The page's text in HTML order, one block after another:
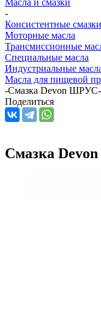
-
Консистентные смазки
Моторные масла
Трансмиссионные
Специальные масла
Индустриальные
Масла для пищевой
-Смазка Devon ШРУС-
Поделиться
Смазка